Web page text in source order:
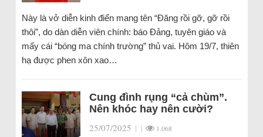
Này là vở diễn kinh điển mang tên “Đăng rồi gỡ, gỡ rồi
thôi”, do dàn diễn viên chính: báo Đảng, tuyên giáo và
mấy cái “bóng ma chính trường” thủ vai. Hôm 19/7, thiên
hạ được phen xôn xao…
Cung đình rụng “cả chùm”.
Nên khóc hay nên cười?
25/07/2025 | | 1.068